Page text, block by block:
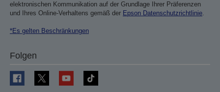
elektronischen Kommunikation auf der Grundlage Ihrer Präferenzen
und Ihres Online-Verhaltens gemäß der Epson Datenschutzrichtlinie.
*Es gelten Beschränkungen
Folgen